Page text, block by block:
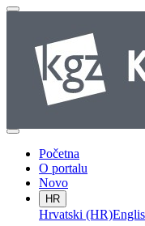
Početna
O portalu
Novo
HR
Hrvatski (HR)